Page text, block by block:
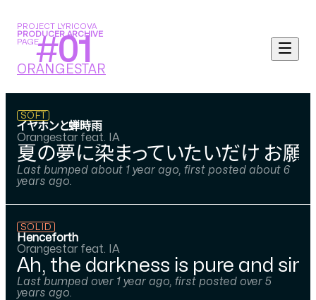
PROJECT LYRICOVA
PRODUCER ARCHIVE
PAGE#01
ORANGESTAR
イヤホンと蝉時雨
Orangestar feat. IA
SOFT
夏の夢に染まっていたいだけ お願
Last bumped about 1 year ago, first posted about 6
years ago.
Henceforth
Orangestar feat. IA
SOLID
Ah, the darkness is pure and
Last bumped over 1 year ago, first posted over 5
years ago.